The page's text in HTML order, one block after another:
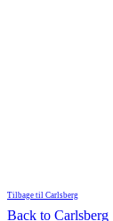
Tilbage til Carlsberg
Back to Carlsberg